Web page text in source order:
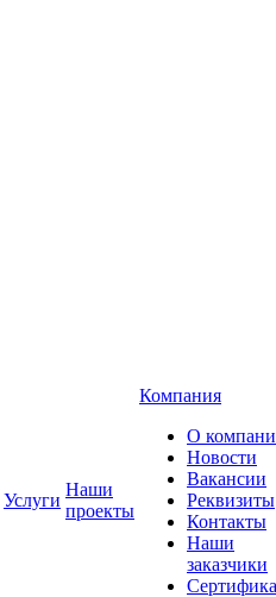
Услуги
Наши
проекты
Компания
О
Новости
Вакансии
Реквизиты
Контакты
Наши
заказчики